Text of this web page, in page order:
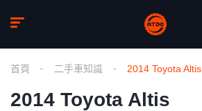
首頁 二手車知識 2014 Toyota Altis
2014 Toyota Altis